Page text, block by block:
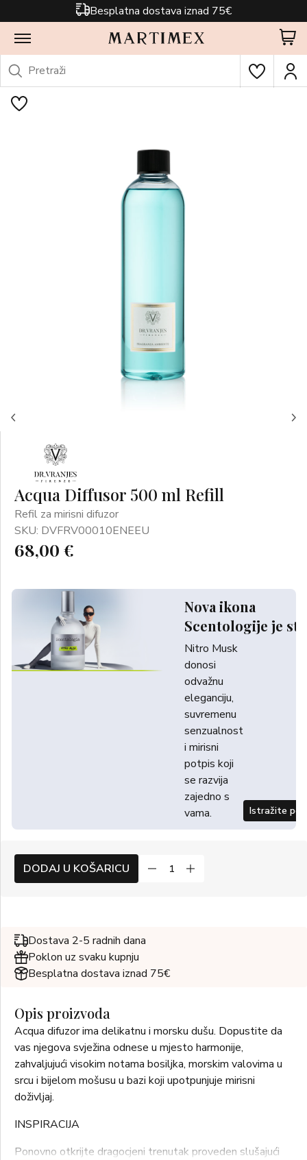
Besplatna dostava iznad 75€
Acqua Diffusor 500 ml Refill
Refil za mirisni difuzor
SKU: DVFRV00010ENEEU
68,00 €
Nova ikona
Scentologije je
Nitro Musk
donosi
odvažnu
eleganciju,
suvremenu
senzualnost
i mirisni
potpis koji
se razvija
zajedno s
vama.
Istražite
DODAJ U KOŠARICU
Dostava 2-5 radnih dana
Poklon uz svaku kupnju
Besplatna dostava iznad 75€
Opis proizvoda
Acqua difuzor ima delikatnu i morsku dušu. Dopustite da
vas njegova svježina odnese u mjesto harmonije,
zahvaljujući visokim notama bosiljka, morskim valovima u
srcu i bijelom mošusu u bazi koji upotpunjuje mirisni
doživljaj.
INSPIRACIJA
Ponovno otkrijte dragocjeni trenutak proveden slušajući